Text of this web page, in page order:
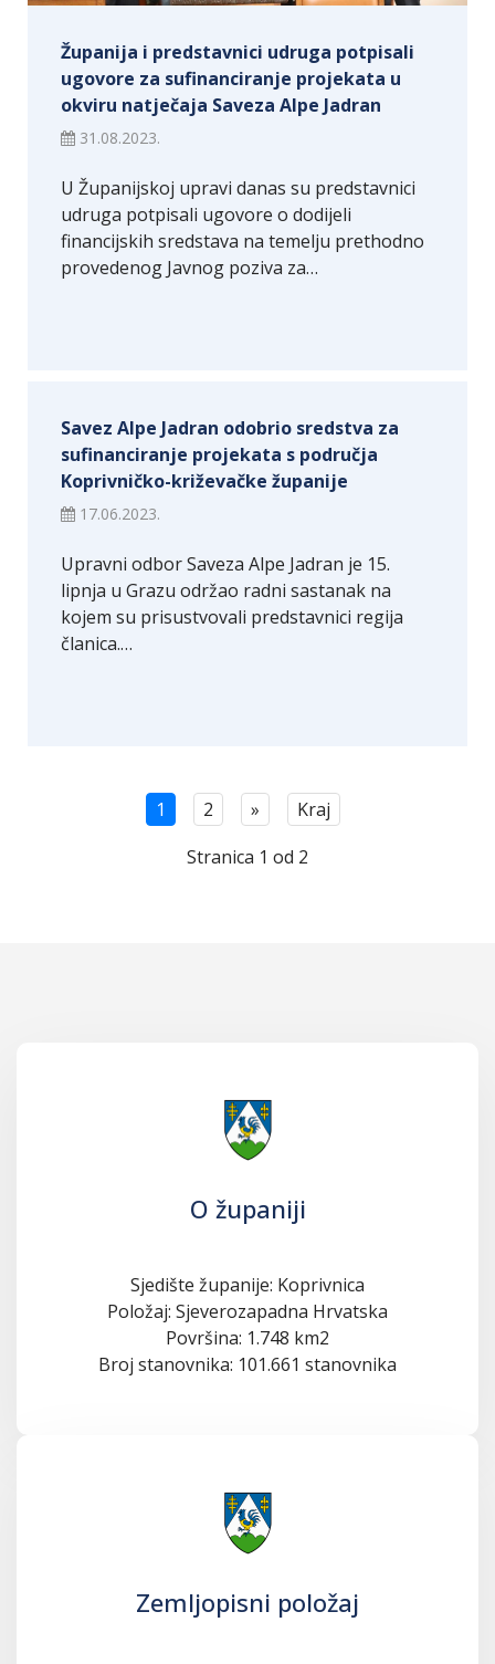
Županija i predstavnici udruga potpisali
ugovore za sufinanciranje projekata u
okviru natječaja Saveza Alpe Jadran
31.08.2023.
U Županijskoj upravi danas su predstavnici
udruga potpisali ugovore o dodijeli
financijskih sredstava na temelju prethodno
provedenog Javnog poziva za…
Savez Alpe Jadran odobrio sredstva za
sufinanciranje projekata s područja
Koprivničko-križevačke županije
17.06.2023.
Upravni odbor Saveza Alpe Jadran je 15.
lipnja u Grazu održao radni sastanak na
kojem su prisustvovali predstavnici regija
članica.…
1 2 »
Kraj
Stranica 1 od 2
O županiji
Sjedište županije: Koprivnica
Položaj: Sjeverozapadna Hrvatska
Površina: 1.748 km2
Broj stanovnika: 101.661 stanovnika
Zemljopisni položaj